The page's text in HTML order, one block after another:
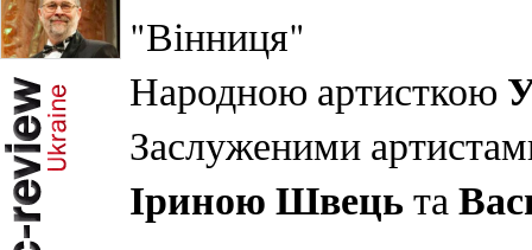
"Вінниця"
Народною артисткою
Заслуженими
Іриною Швецьта